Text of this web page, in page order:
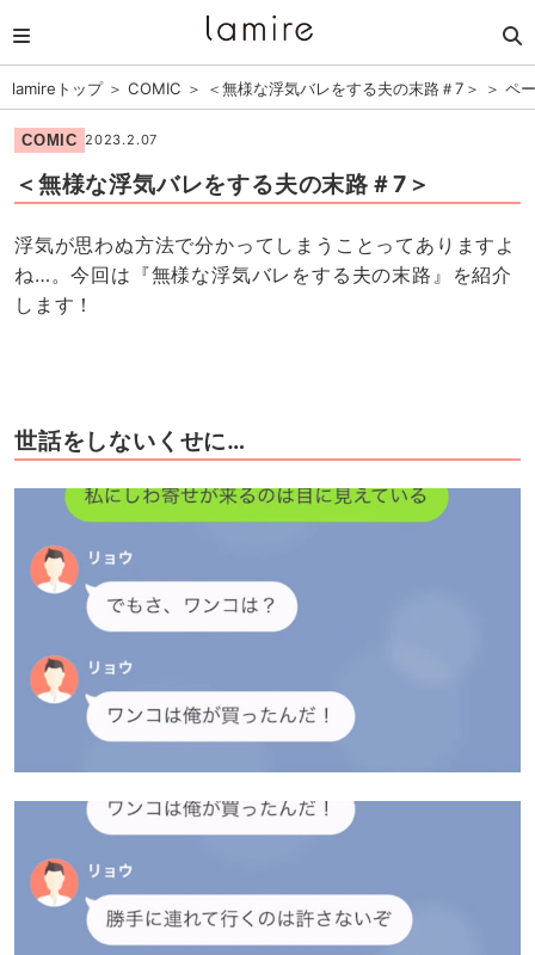
lamireトップ＞ COMIC ＞ ＜無様な浮気バレをする夫の末路＃7＞ ＞ ペ
COMIC 2023.2.07
＜無様な浮気バレをする夫の末路＃7＞
浮気が思わぬ方法で分かってしまうことってありますよ
ね…。今回は『無様な浮気バレをする夫の末路』を紹介
します！
世話をしないくせに…